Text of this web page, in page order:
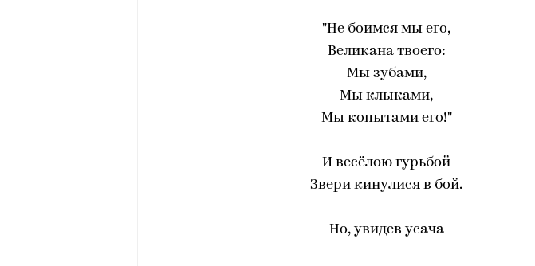
"Не боимся мы его,
Великана твоего:
Мы зубами,
Мы клыками,
Мы копытами его!"
И весёлою гурьбой
Звери кинулися в бой.
Но, увидев усача